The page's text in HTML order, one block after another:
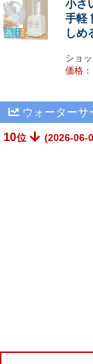
小さ
手軽
しめ
ショッ
価格
ウォーター
10位 (2026-06-